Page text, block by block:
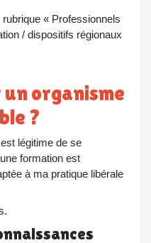
/ dispositifs régionaux
?
formation est
à ma pratique libérale